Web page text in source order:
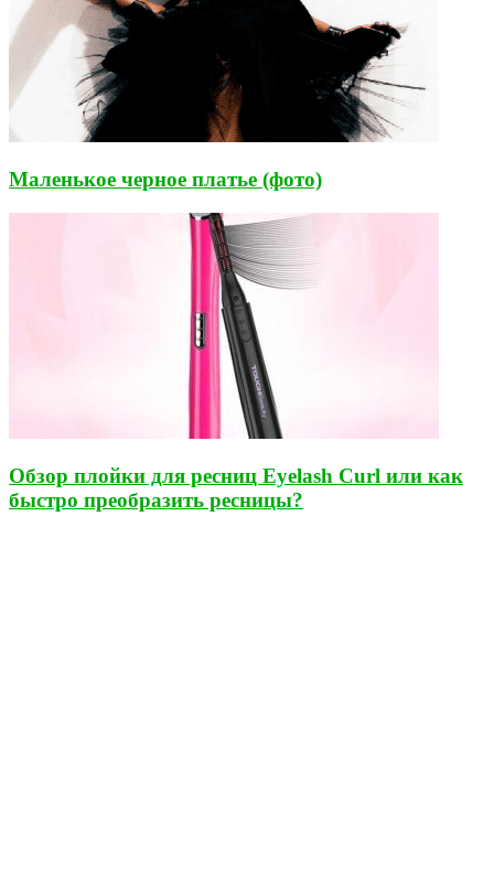
Маленькое черное платье (фото)
Обзор плойки для ресниц Eyelash Curl или как
быстро преобразить ресницы?